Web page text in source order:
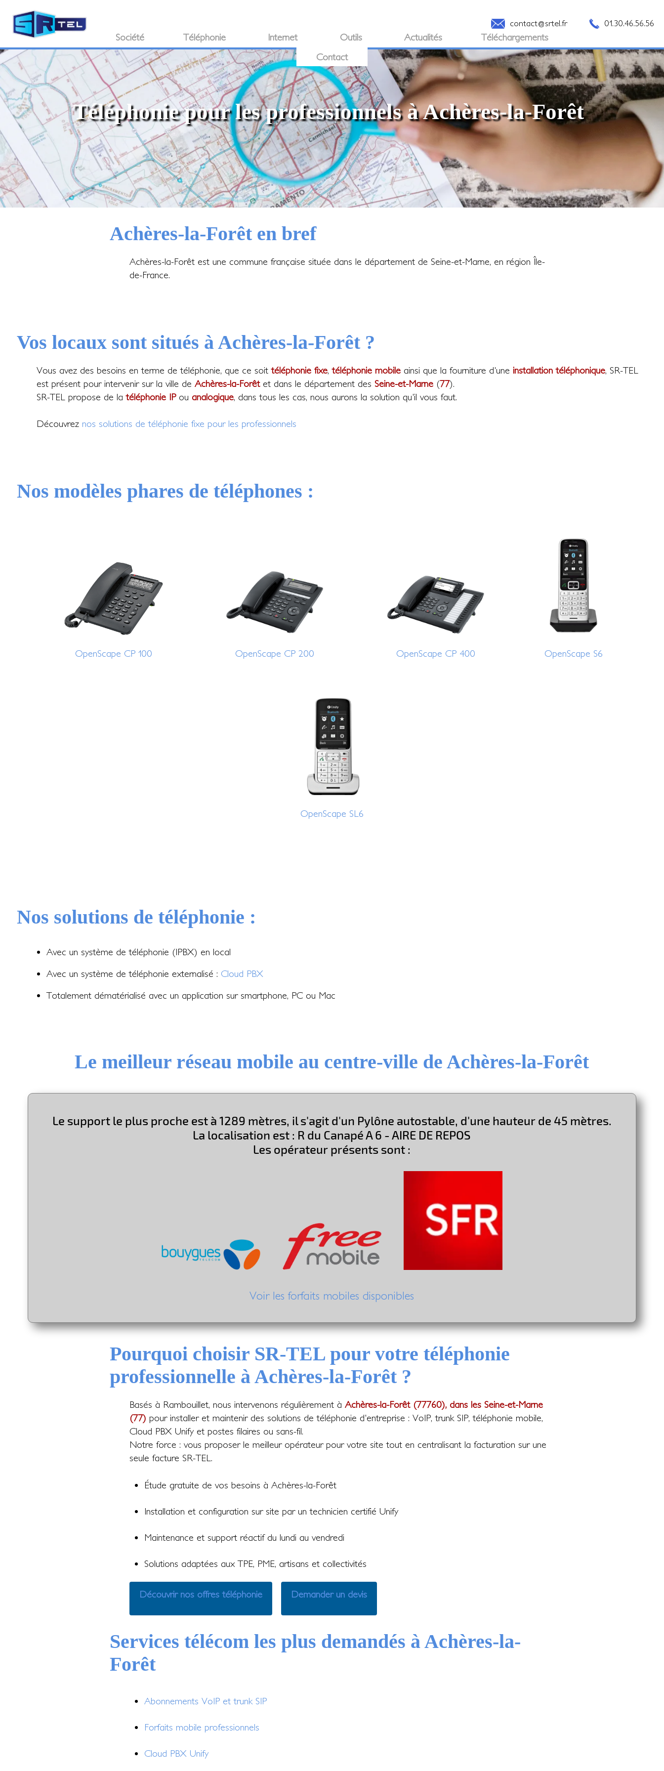
contact@srtel.fr 01.30.46.56.56
Société Téléphonie Internet Outils Actualités
Téléchargements
Contact
Téléphonie pour les professionnels à Achères-la-Forêt
Achères-la-Forêt en bref
Achères-la-Forêt est une commune française située dans le département de Seine-et-Marne, en région Île-
de-France.
Vos locaux sont situés à Achères-la-Forêt ?
Vous avez des besoins en terme de téléphonie, que ce soittéléphonie fixe,téléphonie mobileainsi que la fourniture d'une installation téléphonique, SR-TEL
est présent pour intervenir sur la ville de Achères-la-Forêtet dans le département des Seine-et-Marne(77).
SR-TEL propose de latéléphonie IPou analogique, dans tous les cas, nous aurons la solution qu'il vous faut.
Découvrez nos solutions de téléphonie fixe pour les professionnels
Nos modèles phares de téléphones :
OpenScape CP 100 OpenScape CP 200 OpenScape CP 400 OpenScape S6
OpenScape SL6
Nos solutions de téléphonie :
Avec un système de téléphonie (IPBX) en local
Avec un système de téléphonie externalisé : Cloud PBX
Totalement dématérialisé avec un application sur smartphone, PC ou Mac
Le meilleur réseau mobile au centre-ville de Achères-la-Forêt
Le support le plus proche est à 1289 mètres, il s'agit d'un Pylône autostable, d'une hauteur de 45 mètres.
La localisation est : R du Canapé A 6 - AIRE DE REPOS
Les opérateur présents sont :
Voir les forfaits mobiles disponibles
Pourquoi choisir SR-TEL pour votre téléphonie
professionnelle à Achères-la-Forêt ?
Basés à Rambouillet, nous intervenons régulièrement à Achères-la-Forêt (77760), dans les Seine-et-Marne
(77) pour installer et maintenir des solutions de téléphonie d'entreprise : VoIP, trunk SIP, téléphonie mobile,
Cloud PBX Unify et postes filaires ou sans-fil.
Notre force : vous proposer le meilleur opérateur pour votre site tout en centralisant la facturation sur une
seule facture SR-TEL.
Étude gratuite de vos besoins à Achères-la-Forêt
Installation et configuration sur site par un technicien certifié Unify
Maintenance et support réactif du lundi au vendredi
Solutions adaptées aux TPE, PME, artisans et collectivités
Découvrir nos offres téléphonie Demander un devis
Services télécom les plus demandés à Achères-la-
Forêt
Abonnements VoIP et trunk SIP
Forfaits mobile professionnels
Cloud PBX Unify